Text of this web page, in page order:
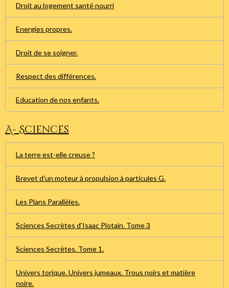
Droit au logement santé nourri
Energies propres.
Droit de se soigner.
Respect des différences.
Education de nos enfants.
A- Sciences
La terre est-elle creuse ?
Brevet d'un moteur à propulsion à particules G.
Les Plans Parallèles.
Sciences Secrètes d'Isaac Plotain. Tome 3
Sciences Secrètes. Tome 1.
Univers torique. Univers jumeaux. Trous noirs et matière
noire.